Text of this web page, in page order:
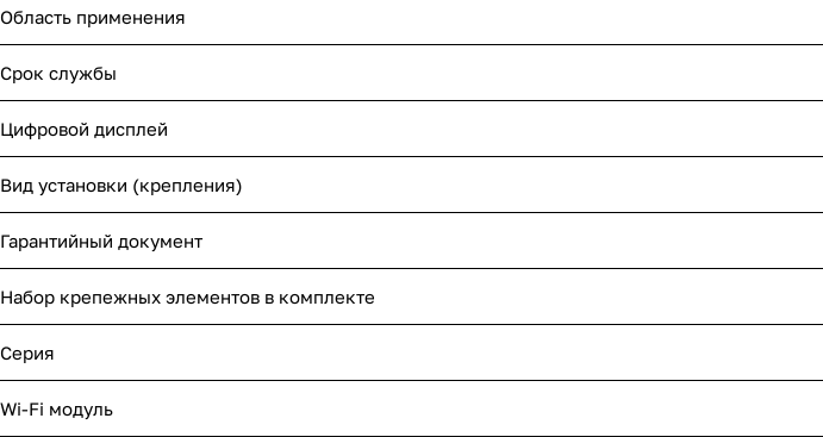
Область применения
Срок службы
Цифровой дисплей
Вид установки (крепления)
Гарантийный документ
Набор крепежных элементов в комплекте
Серия
Wi-Fi модуль